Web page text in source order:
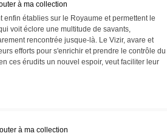
à ma collection
enfin établies sur le Royaume et permettent le
voit éclore une multitude de savants,
rencontrée jusque-là. Le Vizir, avare et
efforts pour s'enrichir et prendre le contrôle du
ces érudits un nouvel espoir, veut faciliter leur
à ma collection